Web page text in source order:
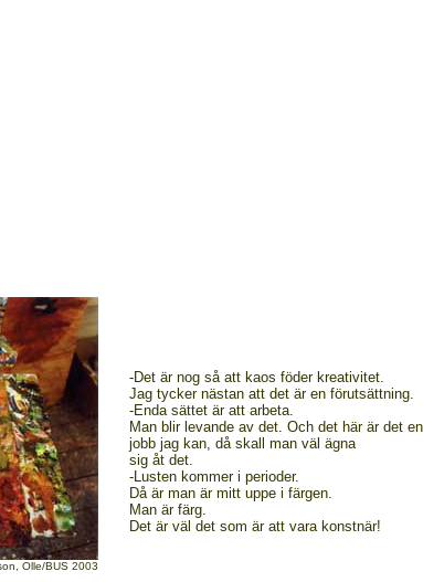
-Det är nog så att kaos föder kreativitet.
Jag tycker nästan att det är en förutsättning.
-Enda sättet är att arbeta.
Man blir levande av det. Och det här är det
jobb jag kan, då skall man väl ägna
sig åt det.
-Lusten kommer i perioder.
Då är man är mitt uppe i färgen.
Man är färg.
Det är väl det som är att vara konstnär!
Olle/BUS 2003